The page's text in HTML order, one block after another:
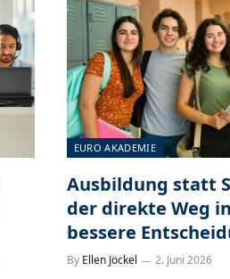
EURO AKADEMIE
Ausbildung statt
der direkte Weg
bessere
By Ellen Jöckel 2. Juni 2026